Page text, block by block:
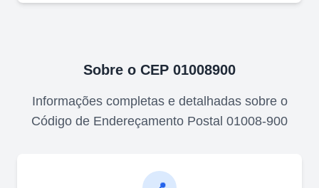
Sobre o CEP 01008900
Informações completas e detalhadas sobre o
Código de Endereçamento Postal 01008-900